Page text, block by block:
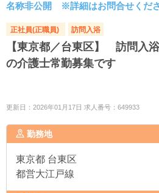
名称非公開 ※詳細はお問合せくだ
正社員(正職員) 訪問入浴
【東京都／台東区】 訪問入
の介護士常勤募集です
更新日：2026年01月17日 求人番号：649933
勤務地
東京都 台東区
都営大江戸線